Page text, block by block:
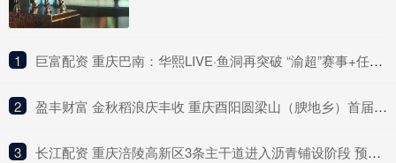
1 ​巨富配资 重庆巴南：华熙LIVE·鱼洞再突破 “渝超”赛事+任贤齐演唱会双馆齐开！
2 ​盈丰财富 金秋稻浪庆丰收 重庆酉阳圆梁山（腴地乡）首届丰收嘉年华开幕
3 ​长江配资 重庆涪陵高新区3条主干道进入沥青铺设阶段 预计本月底完工